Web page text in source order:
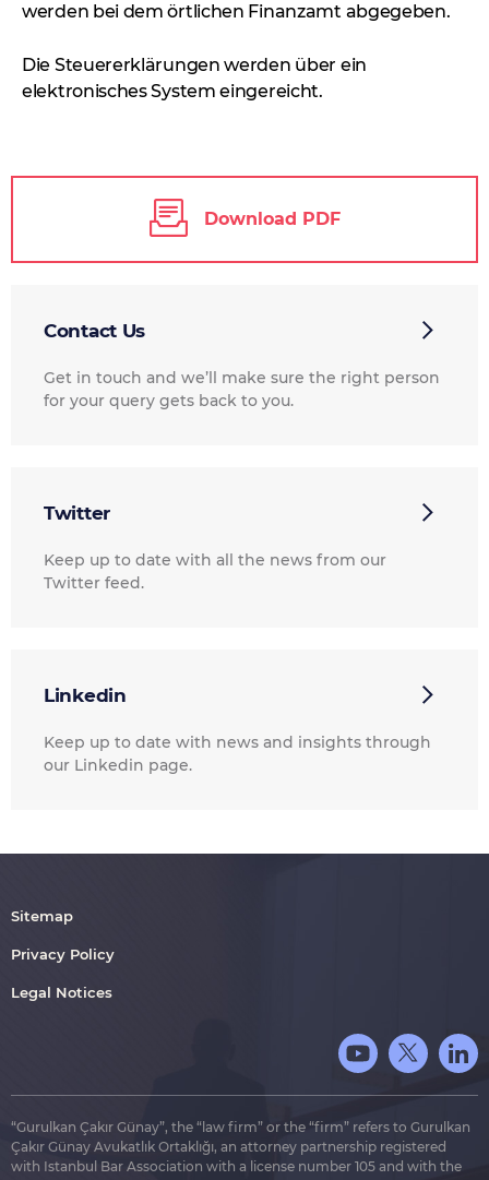
werden bei dem örtlichen Finanzamt abgegeben.
Die Steuererklärungen werden über ein
elektronisches System eingereicht.
Download PDF
Contact Us
Get in touch and we’ll make sure the right person
for your query gets back to you.
Twitter
Keep up to date with all the news from our
Twitter feed.
Linkedin
Keep up to date with news and insights through
our Linkedin page.
Sitemap
Privacy Policy
Legal Notices
“Gurulkan Çakır Günay”, the “law firm” or the “firm” refers to Gurulkan
Çakır Günay Avukatlık Ortaklığı, an attorney partnership registered
with Istanbul Bar Association with a license number 105 and with the